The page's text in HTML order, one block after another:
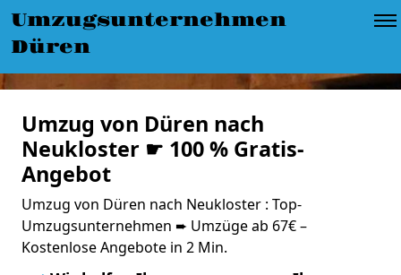
Umzugsunternehmen
Düren
Umzug von Düren nach
Neukloster ☛ 100 % Gratis-
Angebot
Umzug von Düren nach Neukloster : Top-
Umzugsunternehmen ➨ Umzüge ab 67€ –
Kostenlose Angebote in 2 Min.